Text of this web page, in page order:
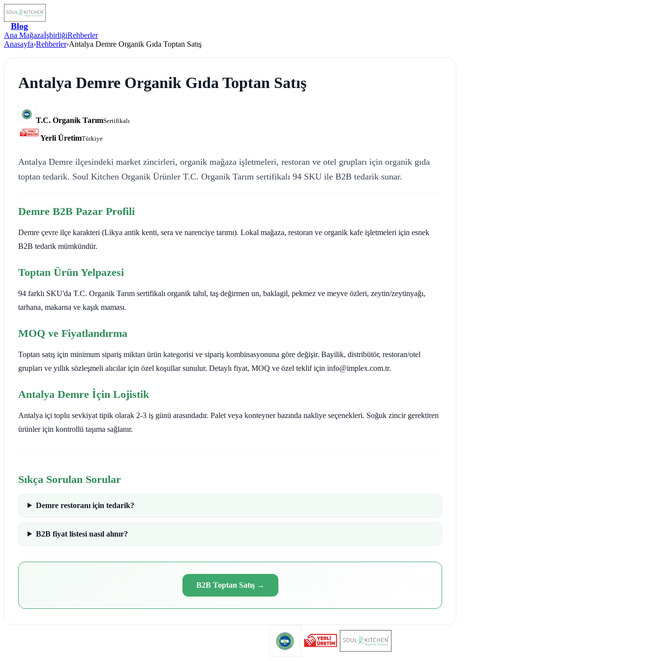
Blog
Ana MağazaİşbirliğiRehberler
Anasayfa›Rehberler›Antalya Demre Organik Gıda Toptan Satış
Antalya Demre Organik Gıda Toptan Satış
T.C. Organik TarımSertifikalı
Yerli ÜretimTürkiye
Antalya Demre ilçesindeki market zincirleri, organik mağaza işletmeleri, restoran ve otel grupları için organik gıda
toptan tedarik. Soul Kitchen Organik Ürünler T.C. Organik Tarım sertifikalı 94 SKU ile B2B tedarik sunar.
Demre B2B Pazar Profili
Demre çevre ilçe karakteri (Likya antik kenti, sera ve narenciye tarımı). Lokal mağaza, restoran ve organik kafe işletmeleri için esnek
B2B tedarik mümkündür.
Toptan Ürün Yelpazesi
94 farklı SKU'da T.C. Organik Tarım sertifikalı organik tahıl, taş değirmen un, baklagil, pekmez ve meyve özleri, zeytin/zeytinyağı,
tarhana, makarna ve kaşık maması.
MOQ ve Fiyatlandırma
Toptan satış için minimum sipariş miktarı ürün kategorisi ve sipariş kombinasyonuna göre değişir. Bayilik, distribütör, restoran/otel
grupları ve yıllık sözleşmeli alıcılar için özel koşullar sunulur. Detaylı fiyat, MOQ ve özel teklif için info@implex.com.tr.
Antalya Demre İçin Lojistik
Antalya içi toplu sevkiyat tipik olarak 2-3 iş günü arasındadır. Palet veya konteyner bazında nakliye seçenekleri. Soğuk zincir gerektiren
ürünler için kontrollü taşıma sağlanır.
Sıkça Sorulan Sorular
Demre restoranı için tedarik?
B2B fiyat listesi nasıl alınır?
B2B Toptan Satış→